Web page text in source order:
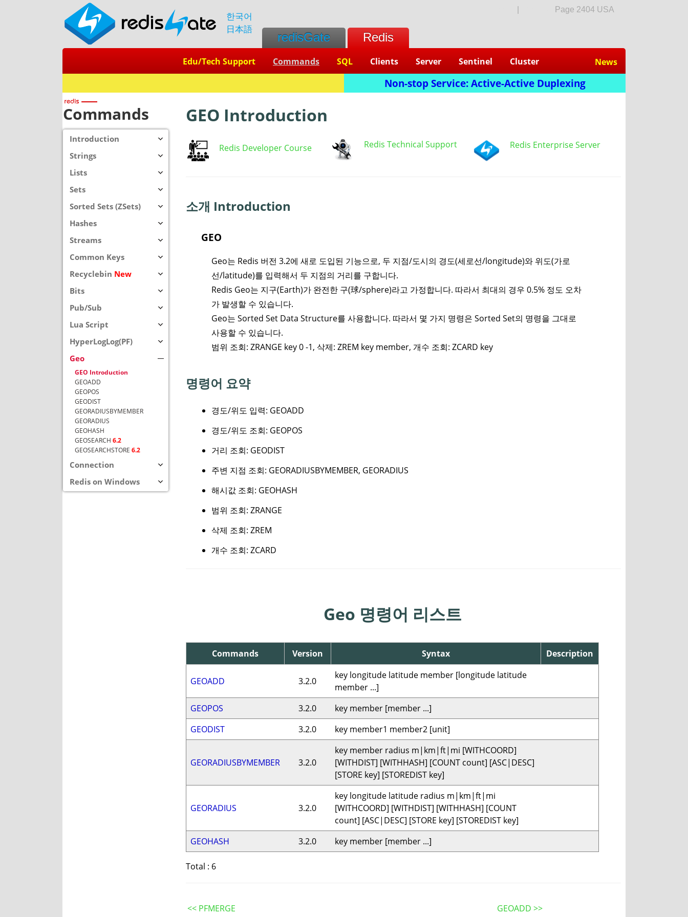
한국어
日本語
Page 2404 USA
redisGate Redis
Edu/Tech Support Commands SQL Clients Server Sentinel Cluster News
Non-stop Service: Active-Active Duplexing
Commands
Introduction
Strings
Lists
Sets
Sorted Sets (ZSets)
Hashes
Streams
Common Keys
Recyclebin New
Bits
Pub/Sub
Lua Script
HyperLogLog(PF)
Geo
GEO Introduction
GEOADD
GEOPOS
GEODIST
GEORADIUSBYMEMBER
GEORADIUS
GEOHASH
GEOSEARCH 6.2
GEOSEARCHSTORE 6.2
Connection
Redis on Windows
GEO Introduction
Redis Developer Course Redis Technical Support Redis Enterprise Server
소개 Introduction
GEO
Geo는 Redis 버전 3.2에 새로 도입된 기능으로, 두 지점/도시의 경도(세로선/longitude)와 위도(가로
선/latitude)를 입력해서 두 지점의 거리를 구합니다.
Redis Geo는 지구(Earth)가 완전한 구(球/sphere)라고 가정합니다. 따라서 최대의 경우 0.5% 정도 오차
가 발생할 수 있습니다.
Geo는 Sorted Set Data Structure를 사용합니다. 따라서 몇 가지 명령은 Sorted Set의 명령을 그대로
사용할 수 있습니다.
범위 조회: ZRANGE key 0 -1, 삭제: ZREM key member, 개수 조회: ZCARD key
명령어 요약
경도/위도 입력: GEOADD
경도/위도 조회: GEOPOS
거리 조회: GEODIST
주변 지점 조회: GEORADIUSBYMEMBER, GEORADIUS
해시값 조회: GEOHASH
범위 조회: ZRANGE
삭제 조회: ZREM
개수 조회: ZCARD
Geo 명령어 리스트
Commands Version Syntax Description
GEOADD 3.2.0
key longitude latitude member [longitude latitude
member ...]
GEOPOS
3.2.0
key member [member ...]
GEODIST
3.2.0 key member1 member2 [unit]
GEORADIUSBYMEMBER 3.2.0
key member radius m|km|ft|mi [WITHCOORD]
[WITHDIST] [WITHHASH] [COUNT count] [ASC|DESC]
[STORE key] [STOREDIST key]
GEORADIUS 3.2.0
key longitude latitude radius m|km|ft|mi
[WITHCOORD] [WITHDIST] [WITHHASH] [COUNT
count] [ASC|DESC] [STORE key] [STOREDIST key]
GEOHASH
3.2.0 key member [member ...]
Total : 6
<< PFMERGE GEOADD >>